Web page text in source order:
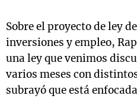
Sobre el proyecto de ley
inversiones y empleo,
una ley que venimos
varios meses con
subrayó que está